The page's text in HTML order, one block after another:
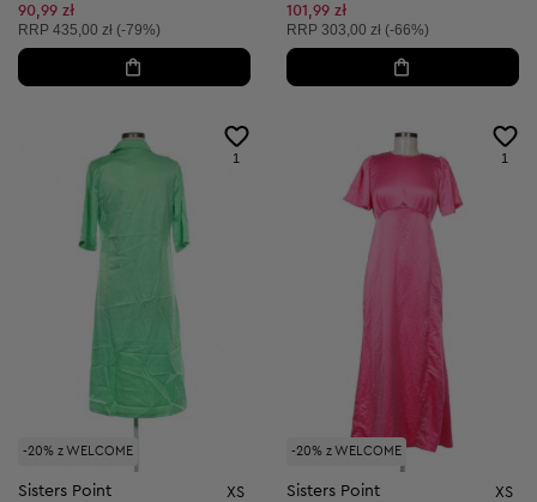
90,99 zł
Cena sugerowana:
RRP 435,00 zł (-79%)
101,99 zł
Cena sugerowana:
RRP 303,00 zł (-66%)
-20% z WELCOME
1
Sisters Point XS
-20% z WELCOME
1
Sisters Point XS